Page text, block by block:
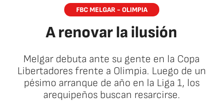
FBC MELGAR - OLIMPIA
A renovar la ilusión
Melgar debuta ante su gente en la Copa
Libertadores frente a Olimpia. Luego de un
pésimo arranque de año en la Liga 1, los
arequipeños buscan resarcirse.